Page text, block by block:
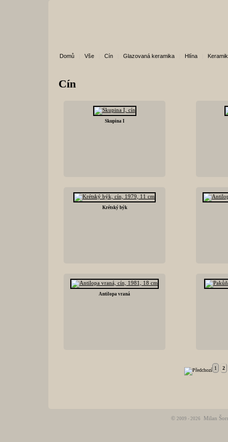
Domů Vše Cín Glazovaná keramika Hlína
Cín
Skupina I
Krétský býk
Antilopa vraná
1 2
© 2009 - 2026 Milan